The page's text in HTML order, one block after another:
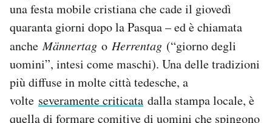
una festa mobile cristiana che cade il giovedì
quaranta giorni dopo la Pasqua – ed è chiamata
ancheMännertag o Herrentag (“giorno degli
uomini”, intesi come maschi). Una delle tradizioni
più diffuse in molte città tedesche, a
volte severamente criticata dalla stampa locale, è
quella di formare comitive di uomini che spingono